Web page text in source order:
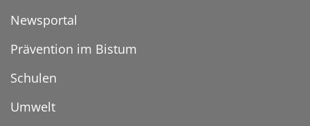
Newsportal
Prävention im Bistum
Schulen
Umwelt